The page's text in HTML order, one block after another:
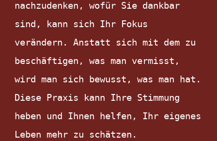
nachzudenken, wofür Sie dankbar
sind, kann sich Ihr Fokus
verändern. Anstatt sich mit dem zu
beschäftigen, was man vermisst,
wird man sich bewusst, was man hat.
Diese Praxis kann Ihre Stimmung
heben und Ihnen helfen, Ihr eigenes
Leben mehr zu schätzen.